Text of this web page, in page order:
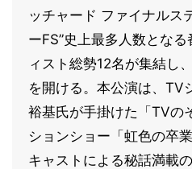
ッチャード ファイナルス
ーFS”史上最多人数とな
ィスト総勢12名が集結し
を開ける。本公演は、TV
裕基氏が手掛けた「TVの
ションショー「虹色の卒
キャストによる秘話満載